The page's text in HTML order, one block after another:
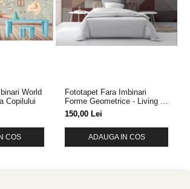
World
Copilului
COS
Fototapet Fara Imbinari
Forme Geometrice - Living &
Dormitor
150,00 Lei
ADAUGA IN COS